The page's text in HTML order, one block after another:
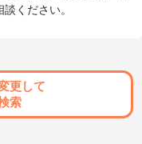
ください。
更して
索